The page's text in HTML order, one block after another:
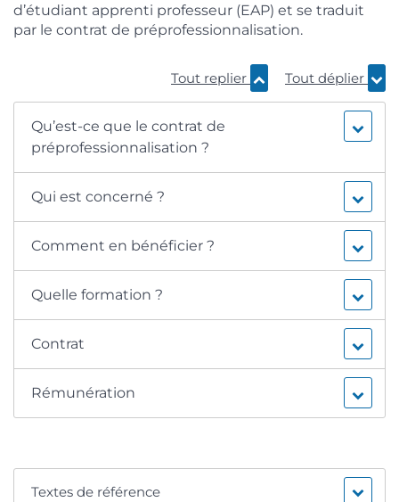
d’étudiant apprenti professeur (EAP) et se traduit
par le contrat de préprofessionnalisation.
Tout replier Tout déplier
Qu’est-ce que le contrat de
préprofessionnalisation ?
Qui est concerné ?
Comment en bénéficier ?
Quelle formation ?
Contrat
Rémunération
Textes de référence